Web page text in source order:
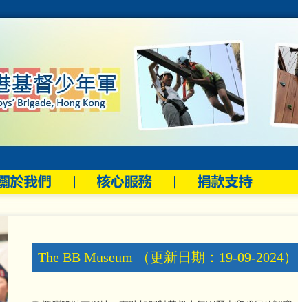
The BB Museum （更新日期：19-09-2024）